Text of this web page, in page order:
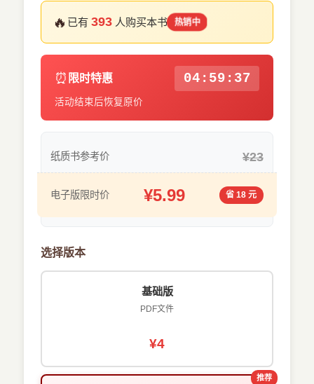
🔥 已有393 人购买本书 热销中
⏰ 限时特惠 04:59:37
活动结束后恢复原价
纸质书参考价 ¥23
电子版限时价 ¥5.99 省 18 元
选择版本
基础版
PDF文件
¥4
推荐